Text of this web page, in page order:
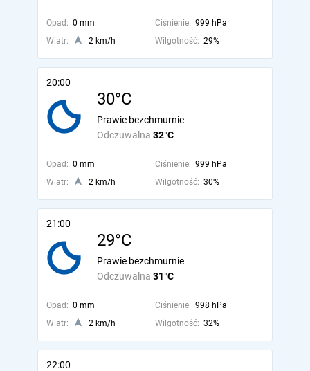
Opad: 0 mm Ciśnienie: 999 hPa
Wiatr:
2 km/h Wilgotność: 29%
20:00
30°C
Odczuwalna 32°C
Prawie bezchmurnie
Opad: 0 mm Ciśnienie: 999 hPa
Wiatr:
2 km/h Wilgotność: 30%
21:00
29°C
Odczuwalna 31°C
Prawie bezchmurnie
Opad: 0 mm Ciśnienie: 998 hPa
Wiatr:
2 km/h Wilgotność: 32%
22:00